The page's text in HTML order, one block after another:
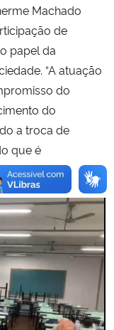
Machado
de
papel da
“A atuação
do
do
a troca de
que é